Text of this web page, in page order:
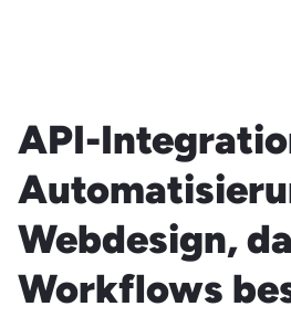
API-
Webdesign,
Workflows